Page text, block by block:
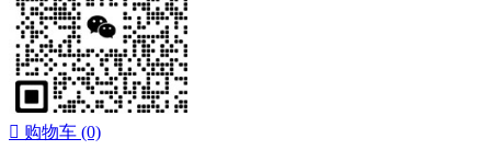
 购物车 (0)